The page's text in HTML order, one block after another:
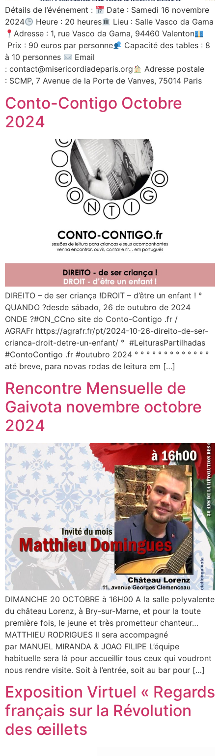
Détails de l’événement :
Date : Samedi 16 novembre
2024
Heure : 20 heures
Lieu : Salle Vasco da Gama
Adresse : 1, rue Vasco da Gama, 94460 Valenton
Prix : 90 euros par personne
Capacité des tables : 8
à 10 personnes
Email
: contact@misericordiadeparis.org
Adresse postale
: SCMP, 7 Avenue de la Porte de Vanves, 75014 Paris
Conto-Contigo Octobre
2024
DIREITO – de ser criança !DROIT – d’être un enfant ! °
QUANDO ?desde sábado, 26 de outubro de 2024
ONDE ?#ON_CCno site do Conto-Contigo .fr /
AGRAFr https://agrafr.fr/pt/2024-10-26-direito-de-ser-
crianca-droit-detre-un-enfant/ ° #LeiturasPartilhadas
#ContoContigo .fr #outubro 2024 ° ° ° ° ° ° ° ° ° ° ° ° °
até breve, para novas rodas de leitura em […]
Rencontre Mensuelle de
Gaivota novembre octobre
2024
DIMANCHE 20 OCTOBRE à 16H00 A la salle polyvalente
du château Lorenz, à Bry-sur-Marne, et pour la toute
première fois, le jeune et très prometteur chanteur…
MATTHIEU RODRIGUES Il sera accompagné
par MANUEL MIRANDA & JOAO FILIPE L’équipe
habituelle sera là pour accueillir tous ceux qui voudront
nous rendre visite. Soit à l’entrée, soit au bar pour […]
Exposition Virtuel « Regards
français sur la Révolution
des œillets